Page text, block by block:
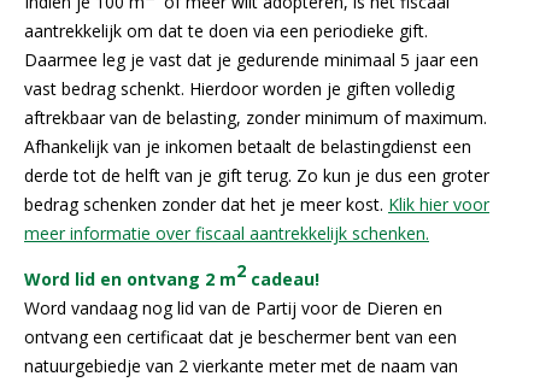
aantrekkelijk om dat te doen via een periodieke gift.
Daarmee leg je vast dat je gedurende minimaal 5 jaar een
vast bedrag schenkt. Hierdoor worden je giften volledig
aftrekbaar van de belasting, zonder minimum of maximum.
Afhankelijk van je inkomen betaalt de belastingdienst een
derde tot de helft van je gift terug. Zo kun je dus een groter
bedrag schenken zonder dat het je meer kost. Klik hier voor
meer informatie over fiscaal aantrekkelijk schenken.
Word lid en ontvang 2 m2 cadeau!
Word vandaag nog lid van de Partij voor de Dieren en
ontvang een certificaat dat je beschermer bent van een
natuurgebiedje van 2 vierkante meter met de naam van